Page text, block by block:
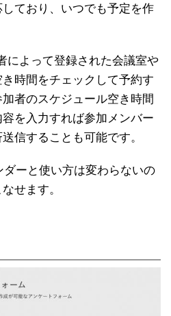
ており、いつでも予定を作
によって登録された会議室や
時間をチェックして予約す
者のスケジュール空き時間
を入力すれば参加メンバー
信することも可能です。
ーと使い方は変わらないの
せます。